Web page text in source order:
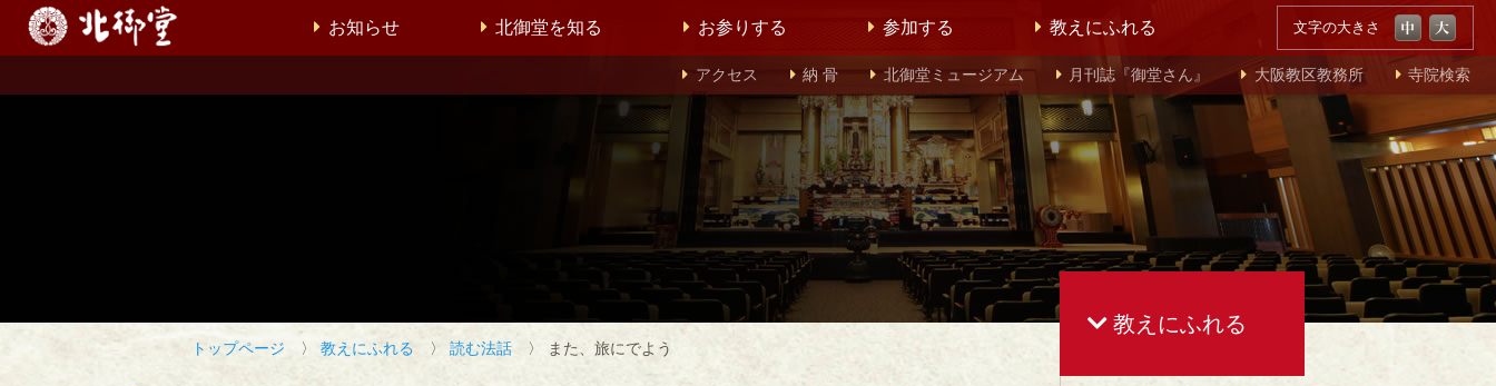
文字の大きさ
お知らせ 北御堂を知る お参りする 参加する 教えにふれる
アクセス 納 骨 北御堂ミュージアム 月刊誌『御堂さん』 大阪教区教務所 寺院検索
トップページ 〉 教えにふれる 〉 読む法話 〉 また、旅にでよう
教えにふれる